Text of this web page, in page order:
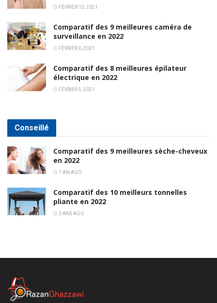
FÉVRIER 12, 2021
Comparatif des 9 meilleures caméra de
surveillance en 2022
FÉVRIER 6, 2021
Comparatif des 8 meilleures épilateur
électrique en 2022
FÉVRIER 5, 2021
Conseillé
Comparatif des 9 meilleures sèche-cheveux
en 2022
1 AN AGO
Comparatif des 10 meilleurs tonnelles
pliante en 2022
2 ANS AGO